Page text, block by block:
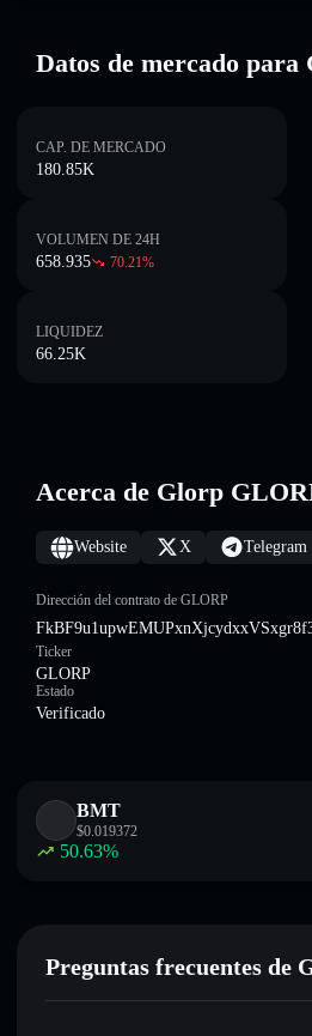
Datos de mercado para
CAP. DE MERCADO
180.85K
VOLUMEN DE 24H
658.935 70.21%
LIQUIDEZ
66.25K
Acerca de Glorp
Website X Telegram
Dirección del contrato de GLORP
Ticker
GLORP
Estado
Verificado
BMT
$0.019372
50.63%
Preguntas frecuentes de